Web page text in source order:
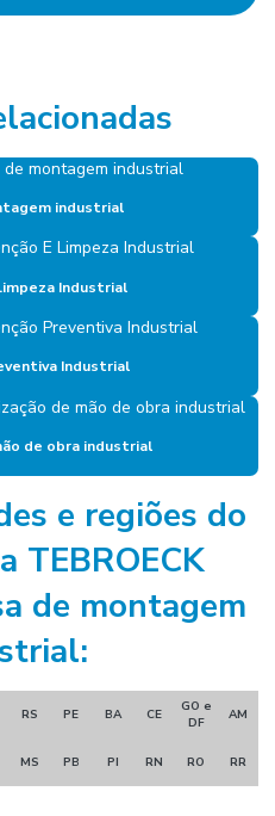
industrial
Industrial
Industrial
de obra industrial
e regiões do
TEBROECK
de montagem
RS PE BA CE
GO e
DF
AM
MS PB PI RN RO RR